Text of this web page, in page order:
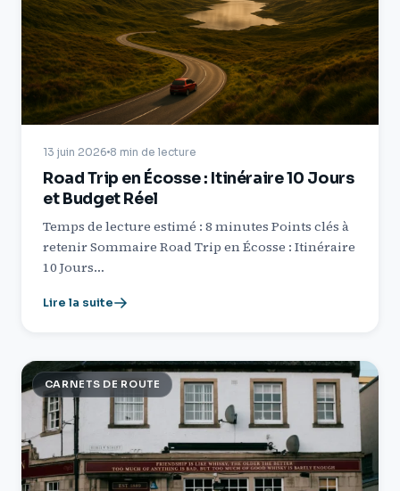
13 juin 2026 8 min de lecture
Road Trip en Écosse : Itinéraire 10 Jours
et Budget Réel
Temps de lecture estimé : 8 minutes Points clés à
retenir Sommaire Road Trip en Écosse : Itinéraire
10 Jours…
Lire la suite
CARNETS DE ROUTE